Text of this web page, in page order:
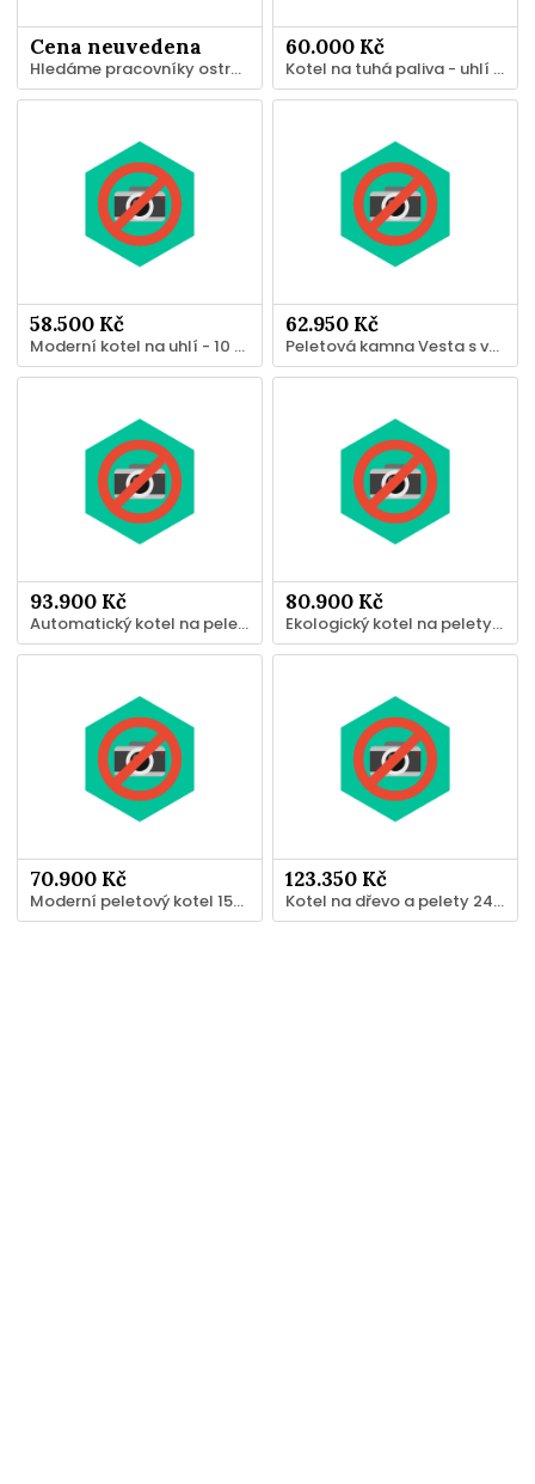
Cena neuvedena
Hledáme pracovníky ostrahy z řad invalidních důchodců v Litomyšli
60.000 Kč
Kotel na tuhá paliva - uhlí - 13 kW
58.500 Kč
Moderní kotel na uhlí - 10 kW
62.950 Kč
Peletová kamna Vesta s vodním pláštěm 15kW
93.900 Kč
Automatický kotel na pelety C.O. - 37 kW
80.900 Kč
Ekologický kotel na pelety 27 kW
70.900 Kč
Moderní peletový kotel 15kW
123.350 Kč
Kotel na dřevo a pelety 24 kW